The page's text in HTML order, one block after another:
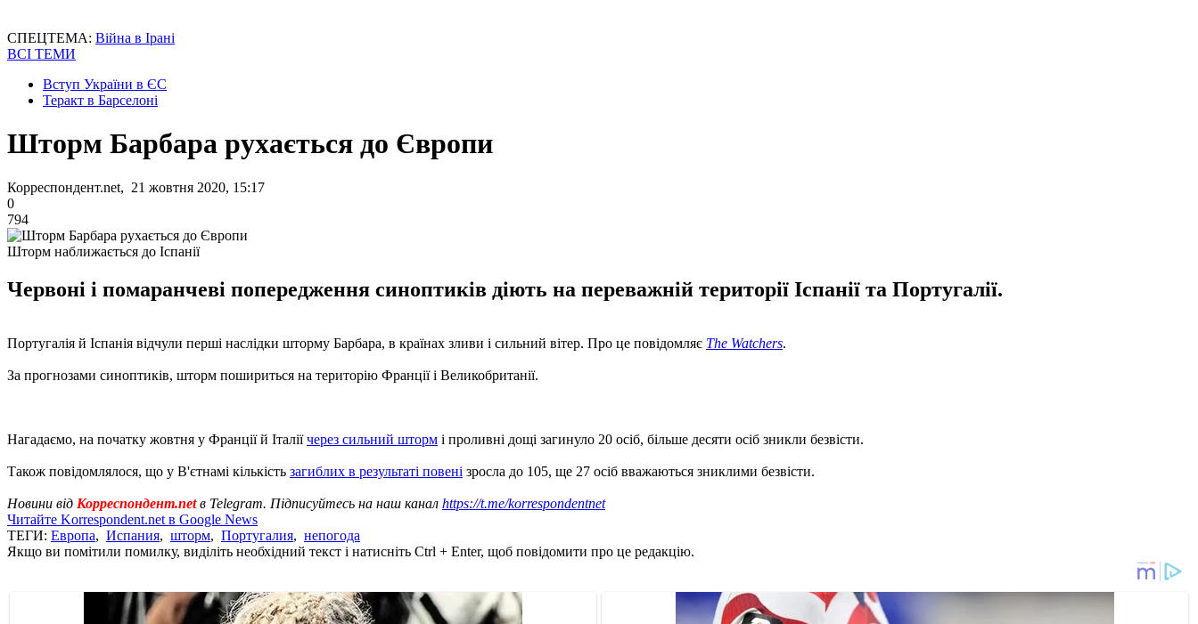
СПЕЦТЕМА: Війна в Ірані
ВСІ ТЕМИ
Вступ України в ЄС
Теракт в Барселоні
Шторм Барбара рухається до Європи
Корреспондент.net, 21 жовтня 2020, 15:17
0
794
Шторм наближається до Іспанії
Червоні і помаранчеві попередження синоптиків діють на переважній території Іспанії та Португалії.
Португалія й Іспанія відчули перші наслідки шторму Барбара, в країнах зливи і сильний вітер. Про це повідомляє The Watchers.
За прогнозами синоптиків, шторм пошириться на територію Франції і Великобританії.
Нагадаємо, на початку жовтня у Франції й Італіїчерез сильний шторм і проливні дощі загинуло 20 осіб, більше десяти осіб зникли безвісти.
Також повідомлялося, що у В'єтнамі кількість загиблих в результаті повені зросла до 105, ще 27 осіб вважаються зниклими безвісти.
Новини від Корреспондент.netв Telegram. Підписуйтесь на наш канал https://t.me/korrespondentnet
Читайте Korrespondent.net в Google News
ТЕГИ: Европа, Испания, шторм, Португалия, непогода
Якщо ви помітили помилку, виділіть необхідний текст і натисніть Ctrl + Enter, щоб повідомити про це редакцію.